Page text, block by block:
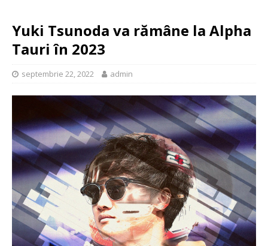
Yuki Tsunoda va rămâne la Alpha
Tauri în 2023
septembrie 22, 2022 admin